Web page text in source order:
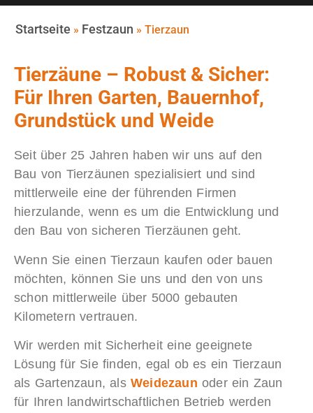
Startseite » Festzaun » Tierzaun
Tierzäune – Robust & Sicher:
Für Ihren Garten, Bauernhof,
Grundstück und Weide
Seit über 25 Jahren haben wir uns auf den
Bau von Tierzäunen spezialisiert und sind
mittlerweile eine der führenden Firmen
hierzulande, wenn es um die Entwicklung und
den Bau von sicheren Tierzäunen geht.
Wenn Sie einen Tierzaun kaufen oder bauen
möchten, können Sie uns und den von uns
schon mittlerweile über 5000 gebauten
Kilometern vertrauen.
Wir werden mit Sicherheit eine geeignete
Lösung für Sie finden, egal ob es ein Tierzaun
als Gartenzaun, als Weidezaun oder ein Zaun
für Ihren landwirtschaftlichen Betrieb werden